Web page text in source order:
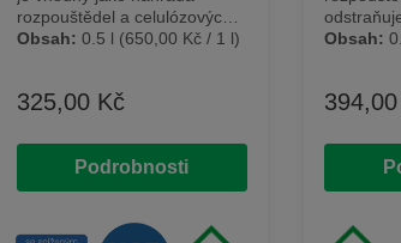
rozpouštědel a celulózových
ředidel. Obsažené inhibitory
prostředek se odpařuje
vodní bázi. Z valivých ložisek
lze odstranit nejen oleje a
lehké mazivo, ale také piliny.
protože obsahuje omezené
Obsah: 0.5 l (650,00 Kč / 1 l)
Běžná cena:
325,00 Kč
Podrobnosti
nebo
nařízení
Obsah:
Běžná